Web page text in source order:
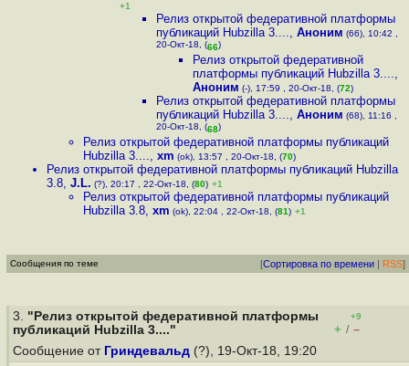
+1
Релиз открытой федеративной платформы
публикаций Hubzilla 3...., Аноним (66), 10:42 ,
20-Окт-18, (66)
Релиз открытой федеративной
платформы публикаций Hubzilla 3....,
Аноним (-), 17:59 , 20-Окт-18, (72)
Релиз открытой федеративной платформы
публикаций Hubzilla 3...., Аноним (68), 11:16 ,
20-Окт-18, (68)
Релиз открытой федеративной платформы публикаций
Hubzilla 3...., xm (ok), 13:57 , 20-Окт-18, (70)
Релиз открытой федеративной платформы публикаций Hubzilla
3.8, J.L. (?), 20:17 , 22-Окт-18, (80) +1
Релиз открытой федеративной платформы публикаций
Hubzilla 3.8, xm (ok), 22:04 , 22-Окт-18, (81) +1
Сообщения по теме [Сортировка по времени | RSS]
3. "Релиз открытой федеративной платформы
публикаций Hubzilla 3...."
+9
+ / –
Сообщение от Гриндевальд (?), 19-Окт-18, 19:20